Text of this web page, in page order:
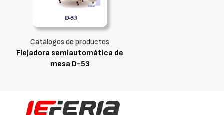
Catálogos de productos
Flejadora semiautomática de
mesa D-53